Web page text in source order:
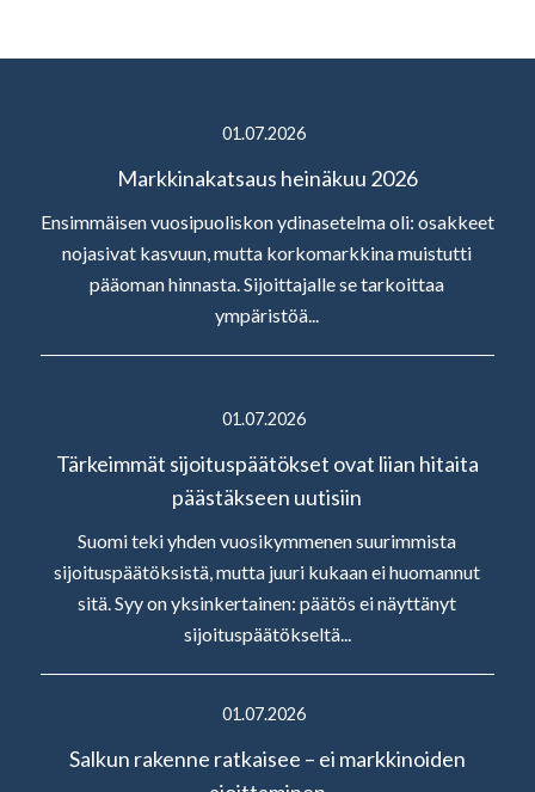
01.07.2026
Markkinakatsaus heinäkuu 2026
Ensimmäisen vuosipuoliskon ydinasetelma oli: osakkeet
nojasivat kasvuun, mutta korkomarkkina muistutti
pääoman hinnasta. Sijoittajalle se tarkoittaa
ympäristöä...
01.07.2026
Tärkeimmät sijoituspäätökset ovat liian hitaita
päästäkseen uutisiin
Suomi teki yhden vuosikymmenen suurimmista
sijoituspäätöksistä, mutta juuri kukaan ei huomannut
sitä. Syy on yksinkertainen: päätös ei näyttänyt
sijoituspäätökseltä...
01.07.2026
Salkun rakenne ratkaisee – ei markkinoiden